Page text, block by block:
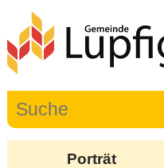
Porträt